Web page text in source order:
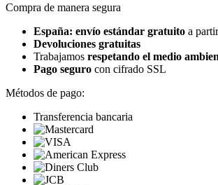
Compra de manera segura
España: envío estándar gratuito a
Devoluciones gratuitas
Trabajamos respetando el medio
Pago seguro con cifrado SSL
Métodos de pago:
Transferencia bancaria